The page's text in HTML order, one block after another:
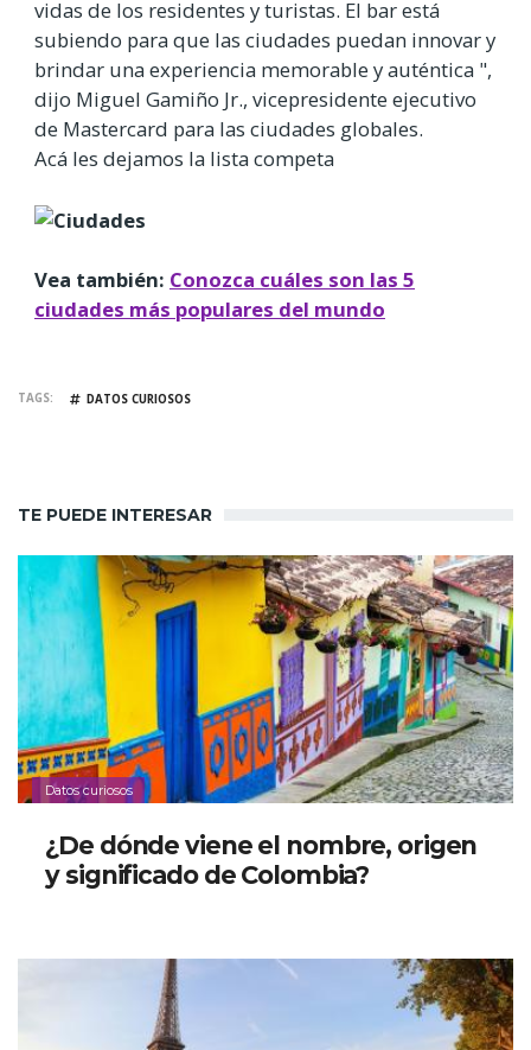
vidas de los residentes y turistas. El bar está
subiendo para que las ciudades puedan innovar y
brindar una experiencia memorable y auténtica ",
dijo Miguel Gamiño Jr., vicepresidente ejecutivo
de Mastercard para las ciudades globales.
Acá les dejamos la lista competa
Vea también: Conozca cuáles son las 5
ciudades más populares del mundo
TAGS DATOS CURIOSOS
TE PUEDE INTERESAR
Datos curiosos
¿De dónde viene el nombre, origen
y significado de Colombia?